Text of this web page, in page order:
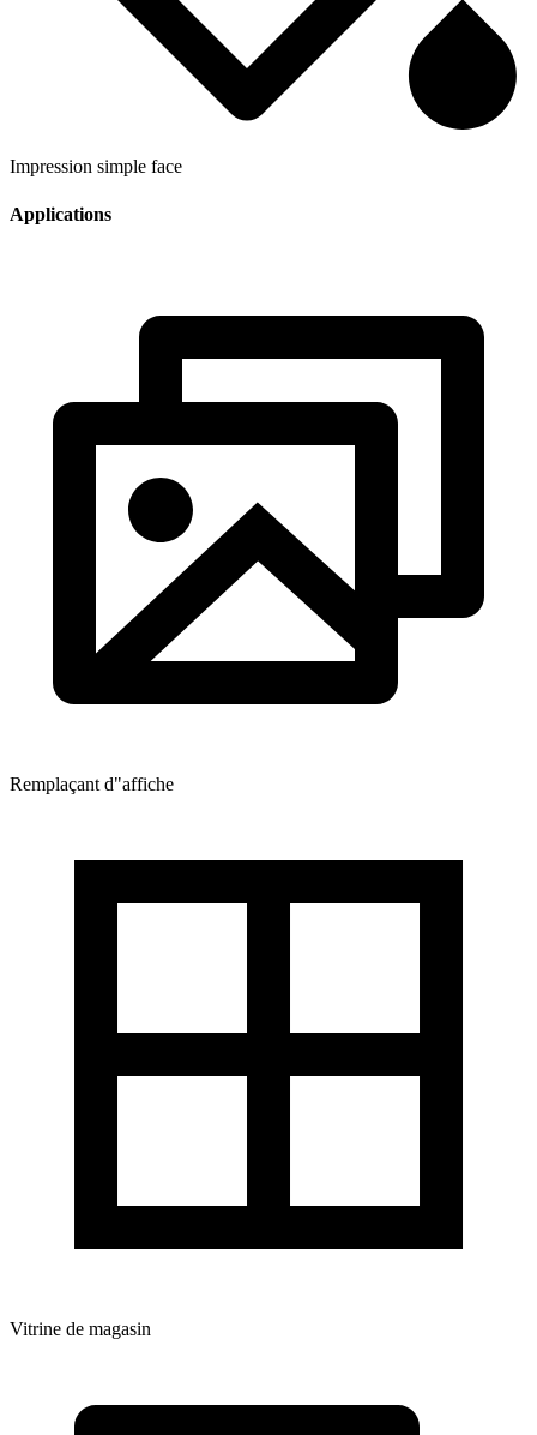
Impression simple face
Applications
Remplaçant d"affiche
Vitrine de magasin